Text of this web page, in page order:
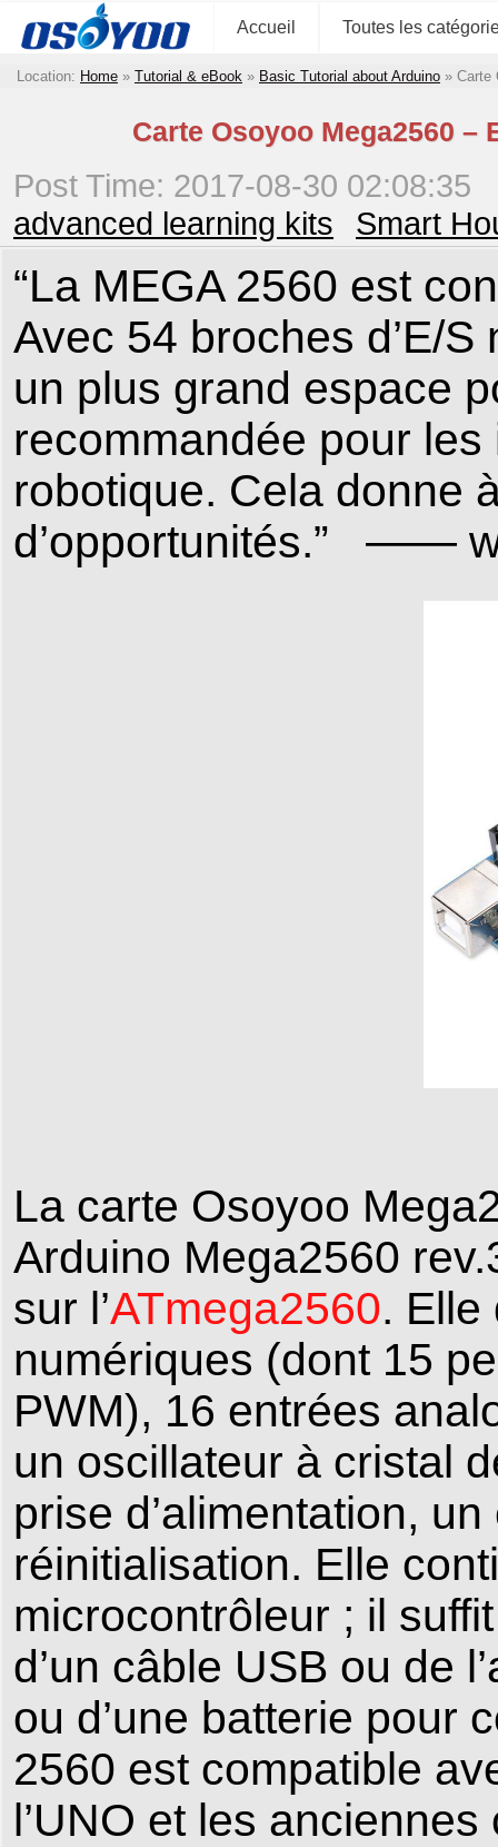
Accueil Toutes les
Location: Home » Tutorial & eBook » Basic Tutorial about Arduino » Carte
Carte Osoyoo Mega2560 –
Post Time: 2017-08-30 02:08:35
advanced learning kits
Smart
“La MEGA 2560 est
Avec 54 broches d’E/
un plus grand espace
recommandée pour
robotique. Cela donne
d’opportunités.” ——
La carte Osoyoo
Arduino Mega2560
sur l’ATmega2560. Elle
numériques (dont 15
PWM), 16 entrées
un oscillateur à cristal
prise d’alimentation,
réinitialisation. Elle
microcontrôleur ; il
d’un câble USB ou de
ou d’une batterie pour
2560 est compatible
l’UNO et les